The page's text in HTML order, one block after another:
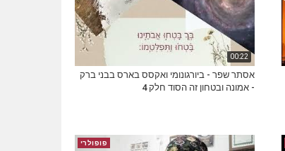
00:22
אסתר שפר - ביורגונומי ואקסס בארס בבני ברק
- אמונה ובטחון זה הסוד חלק 4
פופולרי